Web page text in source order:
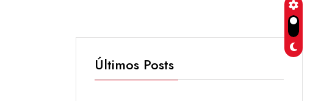
Últimos Posts